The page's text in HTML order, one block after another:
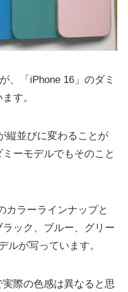
、「iPhone 16」のダミ
す。
縦並びに変わることが
ーモデルでもそのこと
カラーラインナップと
ック、ブルー、グリー
ルが写っています。
際の色感は異なると思